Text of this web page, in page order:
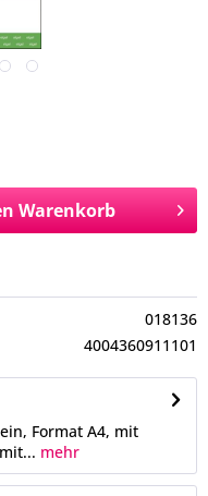
Warenkorb
018136
4004360911101
Format A4, mit
mehr